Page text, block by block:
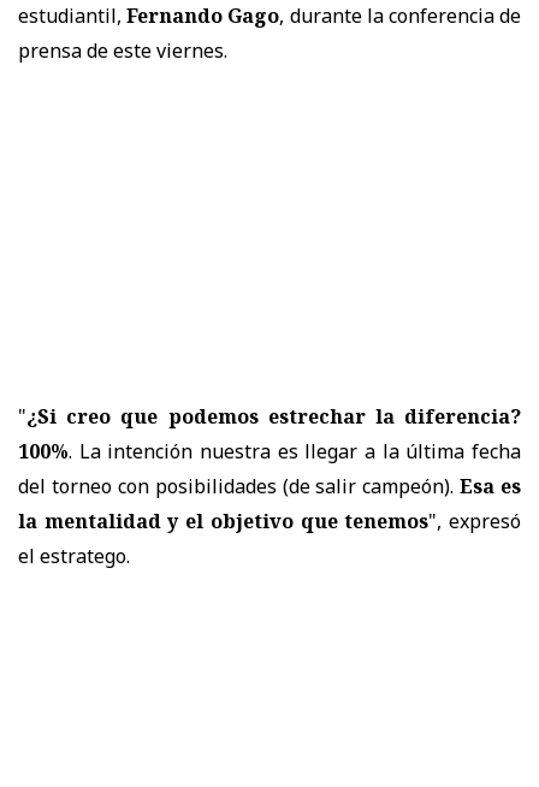
estudiantil,Fernando Gago, durante la conferencia de
prensa de este viernes.
"¿Si creo que podemos estrechar la diferencia?
100%. La intención nuestra es llegar a la última fecha
del torneo con posibilidades (de salir campeón).Esa es
la mentalidad y el objetivo que tenemos", expresó
el estratego.